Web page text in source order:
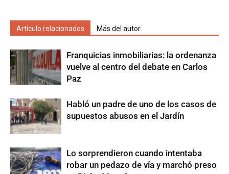
Artículo relacionados Más del autor
Franquicias inmobiliarias: la ordenanza
vuelve al centro del debate en Carlos
Paz
Habló un padre de uno de los casos de
supuestos abusos en el Jardín
Lo sorprendieron cuando intentaba
robar un pedazo de vía y marchó preso